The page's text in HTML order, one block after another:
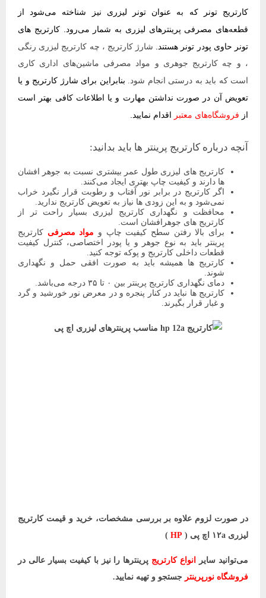
کارتریج تونر که به عنوان تونر لیزری نیز شناخته می‌شود از
قطعه‌های مصرفی پرینترهای لیزری به شمار می‌رود. کارتریج ‌های
تونر حاوی پودر تونر هستند.
شارژ کارتریج ، چه کارتریج لیزری رنگی
، و چه کارتریج جوهری و مواد مصرفی ماشین‌های اداری کاری
است که باید به درستی انجام شود. بنابراین برای شارژ کارتریج و یا
تعویض آن در صورت نداشتن مهارت و یا اطلاعات کافی بهتر است
از فروشگاه‌های معتبر اقدام نمایید.
آنچه درباره کارتریج پرینتر ها باید بدانید:
کارتریج های لیزری طول عمر بیشتری نسبت به جوهر افشان
ها دارند و کیفیت چاپ بهتری ایجاد می‌کنند.
اگر کارتریج در برابر نور آفتاب و رطوبت قرار نگیرد خراب
نمی‌‌شود و به این زودی ها نیاز به تعویض کارتریج ندارید.
محافظت و نگهداری کارتریج لیزری بسیار راحت تر از
کارتریج های جوهرافشان است.
برای بالا رفتن سطح کیفیت چاپ و مواد مصرفی کارتریج
پرینتر باید به نوع جوهر و یا پودر اختصاصی، کنترل کیفیت
قطعات داخلی کارتریج و پوکه توجه کنید.
کارتریج ها همیشه باید به صورت افقی حمل و نگهداری
شوند.
دمای نگهداری کارتریج پرینتر بین ۰ تا ۳۵ درجه می‌باشد.
کارتریج ها نباید در کنار پنجره و در معرض نور خورشید و گرد
و غبار قرار بگیرند.
در صورت لزوم علاوه بر بررسی مشخصات، خرید و قیمت کارتریج
لیزری ۱۲a اچ پی (
HP
)
می‌توانید سایر انواع کارتریج پرینترها را نیز با کیفیت بسیار عالی در
فروشگاه نورپرینتر جستجو و تهیه نمایید.